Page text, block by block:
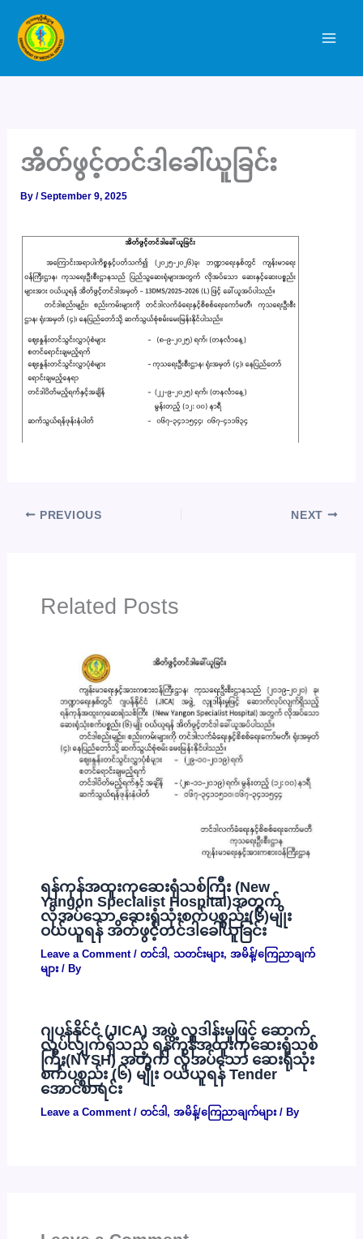
content
အိတ်ဖွင့်တင်ဒါခေါ်ယူခြင်း
By/September 9, 2025
PREVIOUS NEXT
Related Posts
ရန်ကုန်အထူးကုဆေးရုံသစ်ကြီး (New
Yangon Specialist Hospital)အတွက်
လိုအပ်သော ဆေးရုံသုံးစက်ပစ္စည်း(၆)မျိုး
ဝယ်ယူရန် အိတ်ဖွင့်တင်ဒါခေါ်ယူခြင်း
Leave a Comment / တင်ဒါ , သတင်းများ, အမိန့်/ကြေညာချက်
များ/ By
ဂျပန်နိုင်ငံ (JICA) အဖွဲ့ လှူဒါန်းမှုဖြင့် ဆောက်
လုပ်လျှက်ရှိသည့် ရန်ကုန်အထူးကုဆေးရုံသစ်
ကြီး(NYSH) အတွက် လိုအပ်သော ဆေးရုံသုံး
စက်ပစ္စည်း (၆) မျိုး ဝယ်ယူရန် Tender
အောင်စာရင်း
Leave a Comment / တင်ဒါ , အမိန့်/ကြေညာချက်များ/ By